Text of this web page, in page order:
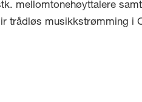
mellomtonehøyttalere
trådløs musikkstrømming i